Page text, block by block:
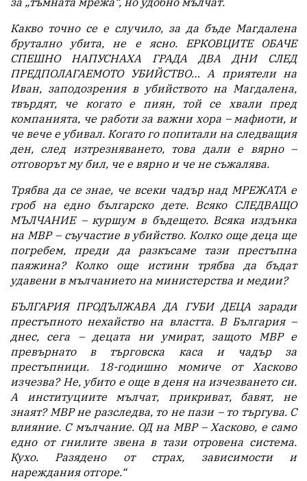
Какво точно се е случило, за да бъде Магдалена
брутално убита, не е ясно. ЕРКОВЦИТЕ ОБАЧЕ
СПЕШНО НАПУСНАХА ГРАДА ДВА ДНИ СЛЕД
ПРЕДПОЛАГАЕМОТО УБИЙСТВО… А приятели на
Иван, заподозрения в убийството на Магдалена,
твърдят, че когато е пиян, той се хвали пред
компанията, че работи за важни хора – мафиоти, и
че вече е убивал. Когато го попитали на следващия
ден, след изтрезняването, това дали е вярно –
отговорът му бил, че е вярно и че не съжалява.
Трябва да се знае, че всеки чадър над МРЕЖАТА е
гроб на едно българско дете. Всяко СЛЕДВАЩО
МЪЛЧАНИЕ – куршум в бъдещето. Всяка издънка
на МВР – съучастие в убийство. Колко още деца ще
погребем, преди да разкъсаме тази престъпна
паяжина? Колко още истини трябва да бъдат
удавени в мълчанието на министерства и медии?
БЪЛГАРИЯ ПРОДЪЛЖАВА ДА ГУБИ ДЕЦА заради
престъпното нехайство на властта. В България –
днес, сега – децата ни умират, защото МВР е
превърнато в търговска каса и чадър за
престъпници. 18-годишно момиче от Хасково
изчезва? Не, убито е още в деня на изчезването си.
А институциите мълчат, прикриват, бавят, не
знаят? МВР не разследва, то не пази – то търгува. С
влияние. С мълчание. ОД на МВР – Хасково, е само
едно от гнилите звена в тази отровена система.
Кухо. Разядено от страх, зависимости и
нареждания отгоре.“